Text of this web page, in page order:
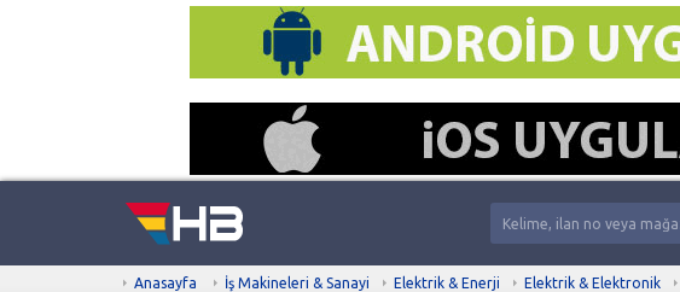
Anasayfa İş Makineleri & Sanayi Elektrik & Enerji Elektrik & Elektronik